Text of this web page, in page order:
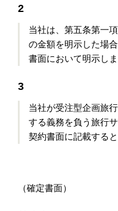
2
当社は、第五条第一
の金額を明示した場
書面において明示しま
3
当社が受注型企画旅
する義務を負う旅行
契約書面に記載する
（確定書面）